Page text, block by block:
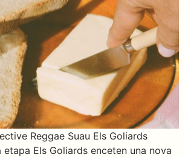
Reggae Suau Els Goliards
etapa Els Goliards enceten una nova